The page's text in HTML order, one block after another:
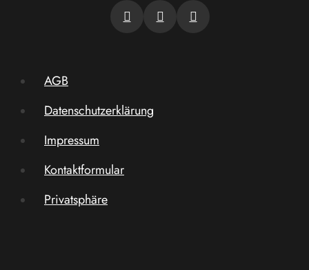
AGB
Datenschutzerklärung
Impressum
Kontaktformular
Privatsphäre